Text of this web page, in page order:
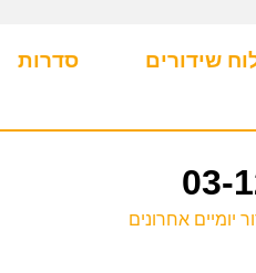
שידורים סדרות
יומיים אחרונים